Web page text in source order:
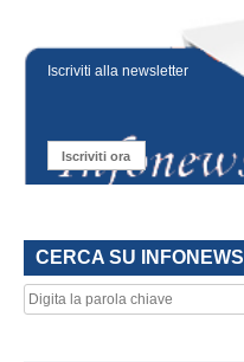
Iscriviti alla newsletter
Iscriviti ora
CERCA SU INFONEWS